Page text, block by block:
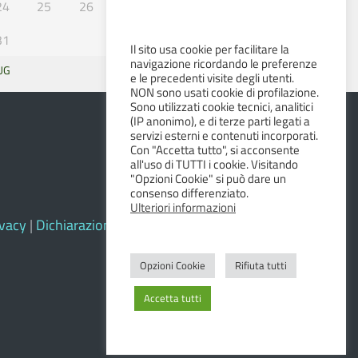
25 26
SET »
| Dichiarazione di accessibilità e feedback
Il sito usa cookie per facilitare la
navigazione ricordando le preferenze
e le precedenti visite degli utenti.
NON sono usati cookie di profilazione.
Sono utilizzati cookie tecnici, analitici
(IP anonimo), e di terze parti legati a
servizi esterni e contenuti incorporati.
Con "Accetta tutto", si acconsente
all'uso di TUTTI i cookie. Visitando
"Opzioni Cookie" si può dare un
consenso differenziato.
Ulteriori informazioni
Opzioni Cookie Rifiuta tutti
Accetta tutti